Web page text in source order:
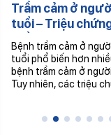
Trầm cảm ở
tuổi – Triệu
Điều trị
Bệnh trầm cảm ở
tuổi phổ biến hơn
bệnh trầm cảm ở
Tuy nhiên, các triệu